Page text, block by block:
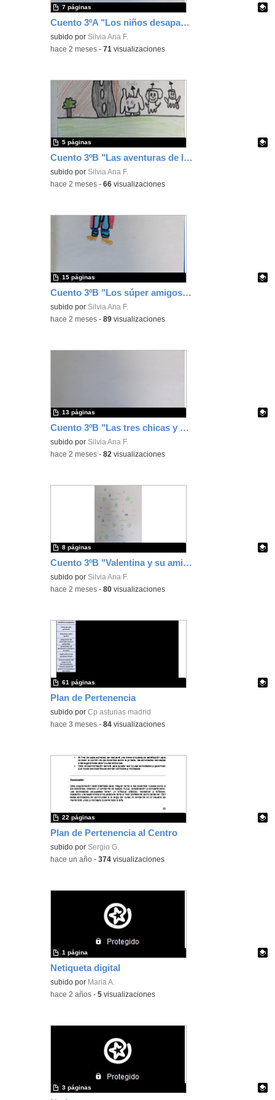
Cuento 3ºA "Los niños desaparecidos"
Contenido educativo.
subido por Silvia Ana F.
7 páginas
-hace 2 meses -71 visualizaciones
Cuento 3ºB "Las aventuras de los monstruos"
Contenido educativo.
subido por Silvia Ana F.
5 páginas
-hace 2 meses -66 visualizaciones
Cuento 3ºB "Los súper amigos de Mateo"
Contenido educativo.
subido por Silvia Ana F.
15 páginas
-hace 2 meses -89 visualizaciones
Cuento 3ºB "Las tres chicas y el Gran Palacio de Margarita"
Contenido educativo.
subido por Silvia Ana F.
13 páginas
-hace 2 meses -82 visualizaciones
Cuento 3ºB "Valentina y su amiga Greta"
Contenido educativo.
subido por Silvia Ana F.
8 páginas
-hace 2 meses -80 visualizaciones
Plan de Pertenencia
Contenido educativo.
subido porCp asturias madrid
61 páginas
-hace 3 meses -84 visualizaciones
Plan de Pertenencia al Centro
Contenido educativo.
subido por Sergio G.
22 páginas
-hace un año -374 visualizaciones
Netiqueta digital
Contenido educativo.
subido por Maria A.
1 página
-hace 2 años -5 visualizaciones
3 páginas